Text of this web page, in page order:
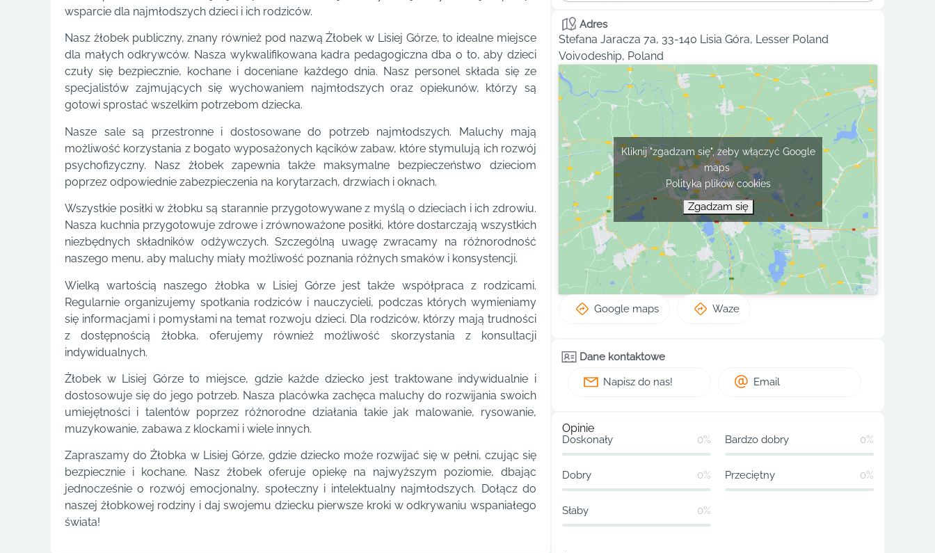
wsparcie dla najmłodszych dzieci i ich rodziców.
Nasz żłobek publiczny, znany również pod nazwą Żłobek w Lisiej Górze, to idealne miejsce
dla małych odkrywców. Nasza wykwalifikowana kadra pedagogiczna dba o to, aby dzieci
czuły się bezpiecznie, kochane i doceniane każdego dnia. Nasz personel składa się ze
specjalistów zajmujących się wychowaniem najmłodszych oraz opiekunów, którzy są
gotowi sprostać wszelkim potrzebom dziecka.
Nasze sale są przestronne i dostosowane do potrzeb najmłodszych. Maluchy mają
możliwość korzystania z bogato wyposażonych kącików zabaw, które stymulują ich rozwój
psychofizyczny. Nasz żłobek zapewnia także maksymalne bezpieczeństwo dzieciom
poprzez odpowiednie zabezpieczenia na korytarzach, drzwiach i oknach.
Wszystkie posiłki w żłobku są starannie przygotowywane z myślą o dzieciach i ich zdrowiu.
Nasza kuchnia przygotowuje zdrowe i zrównoważone posiłki, które dostarczają wszystkich
niezbędnych składników odżywczych. Szczególną uwagę zwracamy na różnorodność
naszego menu, aby maluchy miały możliwość poznania różnych smaków i konsystencji.
Wielką wartością naszego żłobka w Lisiej Górze jest także współpraca z rodzicami.
Regularnie organizujemy spotkania rodziców i nauczycieli, podczas których wymieniamy
się informacjami i pomysłami na temat rozwoju dzieci. Dla rodziców, którzy mają trudności
z dostępnością żłobka, oferujemy również możliwość skorzystania z konsultacji
indywidualnych.
Żłobek w Lisiej Górze to miejsce, gdzie każde dziecko jest traktowane indywidualnie i
dostosowuje się do jego potrzeb. Nasza placówka zachęca maluchy do rozwijania swoich
umiejętności i talentów poprzez różnorodne działania takie jak malowanie, rysowanie,
muzykowanie, zabawa z klockami i wiele innych.
Zapraszamy do Żłobka w Lisiej Górze, gdzie dziecko może rozwijać się w pełni, czując się
bezpiecznie i kochane. Nasz żłobek oferuje opiekę na najwyższym poziomie, dbając
jednocześnie o rozwój emocjonalny, społeczny i intelektualny najmłodszych. Dołącz do
naszej żłobkowej rodziny i daj swojemu dziecku pierwsze kroki w odkrywaniu wspaniałego
świata!
Adres
Stefana Jaracza 7a, 33-140 Lisia Góra, Lesser Poland
Voivodeship, Poland
Kliknij "zgadzam się", żeby włączyć Google
maps
Polityka plików cookies
Zgadzam się
Google maps Waze
Dane kontaktowe
Napisz do nas!
Email
Opinie
Doskonały 0% Bardzo dobry 0%
Dobry 0% Przeciętny 0%
Słaby 0%